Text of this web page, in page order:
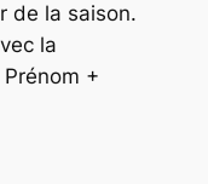
de la saison.
la
+